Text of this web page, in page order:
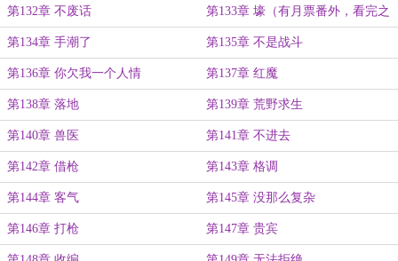
第132章 不废话 第133章 壕（有月票番外，看完之
后再投票。）
第134章 手潮了 第135章 不是战斗
第136章 你欠我一个人情 第137章 红魔
第138章 落地 第139章 荒野求生
第140章 兽医 第141章 不进去
第142章 借枪 第143章 格调
第144章 客气 第145章 没那么复杂
第146章 打枪 第147章 贵宾